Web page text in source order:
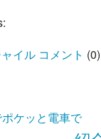
イル コメント (0)
ケッと電車で